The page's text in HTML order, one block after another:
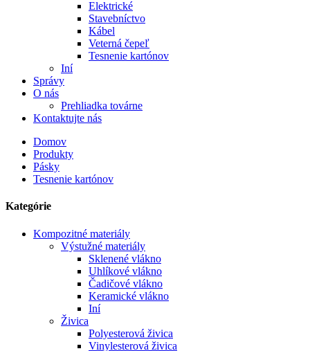
Elektrické
Stavebníctvo
Kábel
Veterná čepeľ
Tesnenie kartónov
Iní
Správy
O nás
Prehliadka továrne
Kontaktujte nás
Domov
Produkty
Pásky
Tesnenie kartónov
Kategórie
Kompozitné materiály
Výstužné materiály
Sklenené vlákno
Uhlíkové vlákno
Čadičové vlákno
Keramické vlákno
Iní
Živica
Polyesterová živica
Vinylesterová živica